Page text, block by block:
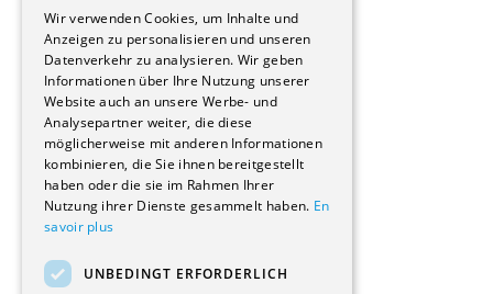
Immobilienverwaltungsgesellschaften
Stockwerkeigentum
Reportagen
Wohnungen
Renovierungen
Innere Umbauten
Gastgewerbe und Tourismus
Verwaltungsgebäude und Geschäfte
Schuleinrichtungen
Medizinische Einrichtungen
Kultur - Sport - Freizeit
Wir verwenden Cookies, um Inhalte und
Anzeigen zu personalisieren und unseren
Datenverkehr zu analysieren. Wir geben
Informationen über Ihre Nutzung unserer
Website auch an unsere Werbe- und
Analysepartner weiter, die diese
möglicherweise mit anderen Informationen
kombinieren, die Sie ihnen bereitgestellt
haben oder die sie im Rahmen Ihrer
Nutzung ihrer Dienste gesammelt haben. En
savoir plus
UNBEDINGT ERFORDERLICH